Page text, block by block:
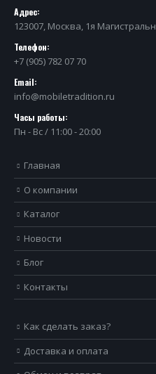
Адрес:
123007, Москва, 1я
Телефон:
+7 (905) 782 07 70
Email:
info@mobiletradition.ru
Часы работы:
Пн - Вс / 11:00 - 20:00
Главная
О компании
Каталог
Новости
Блог
Контакты
Как сделать заказ?
Доставка и оплата